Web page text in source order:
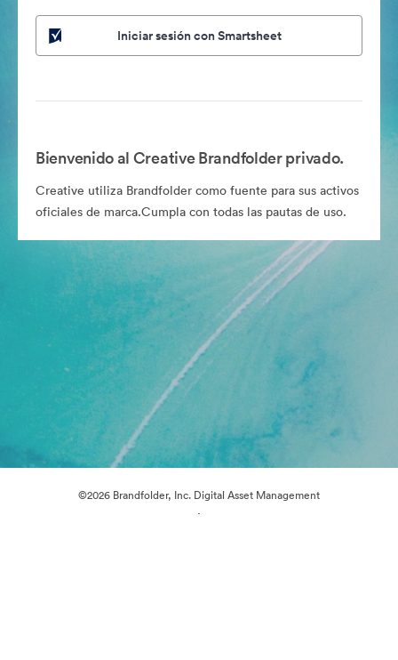
Iniciar sesión con Smartsheet
Bienvenido al Creative Brandfolder privado.
Creative utiliza Brandfolder como fuente para sus activos
oficiales de marca.Cumpla con todas las pautas de uso.
©2026 Brandfolder, Inc. Digital Asset Management
·